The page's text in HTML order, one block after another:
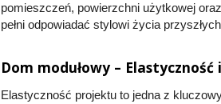
pomieszczeń, powierzchni użytkowej
pełni odpowiadać stylowi życia
Dom modułowy –
Elastyczność projektu to jedna z